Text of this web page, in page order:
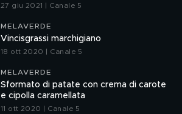
27 giu 2021 | Canale 5
MELAVERDE
Vincisgrassi marchigiano
18 ott 2020 | Canale 5
MELAVERDE
Sformato di patate con crema di carote
e cipolla caramellata
11 ott 2020 | Canale 5